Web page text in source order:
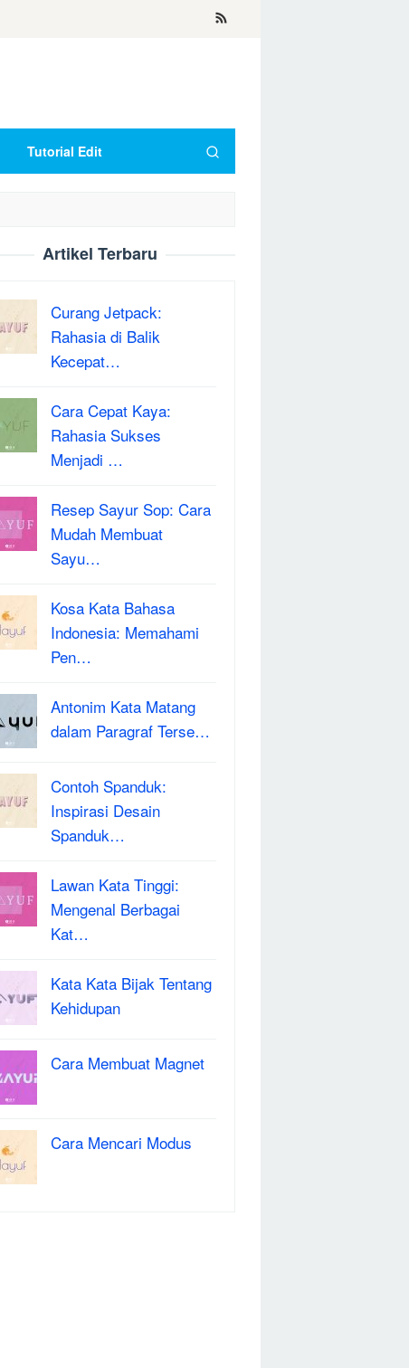
Tutorial Edit
Artikel Terbaru
Curang Jetpack:
Rahasia di Balik
Kecepat…
Cara Cepat Kaya:
Rahasia Sukses
Menjadi …
Resep Sayur Sop: Cara
Mudah Membuat
Sayu…
Kosa Kata Bahasa
Indonesia: Memahami
Pen…
Antonim Kata Matang
dalam Paragraf Terse…
Contoh Spanduk:
Inspirasi Desain
Spanduk…
Lawan Kata Tinggi:
Mengenal Berbagai
Kat…
Kata Kata Bijak Tentang
Kehidupan
Cara Membuat Magnet
Cara Mencari Modus